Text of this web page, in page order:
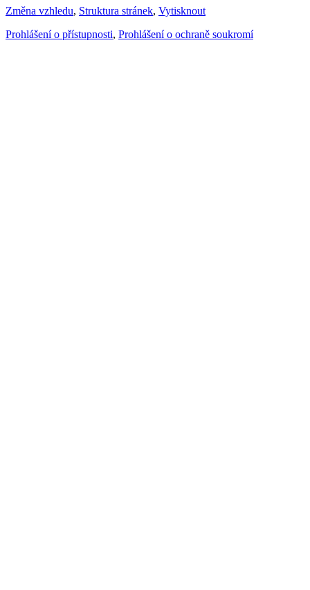
Změna vzhledu, Struktura stránek, Vytisknout
Prohlášení o přístupnosti, Prohlášení o ochraně soukromí